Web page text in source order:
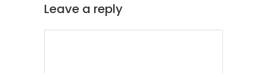
Leave a reply